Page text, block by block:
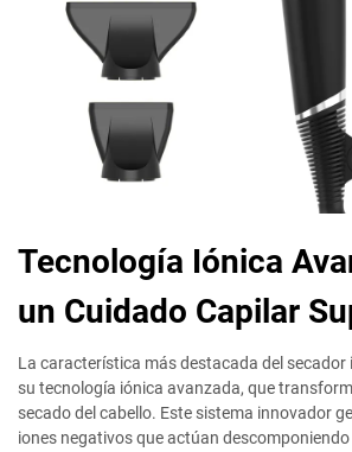
Tecnología Iónica
un Cuidado Capilar
La característica más destacada del secador
su tecnología iónica avanzada, que
secado del cabello. Este sistema innovador
iones negativos que actúan